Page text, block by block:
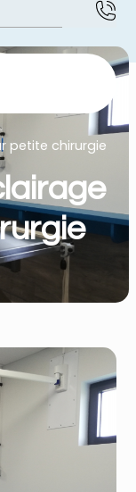
petite chirurgie